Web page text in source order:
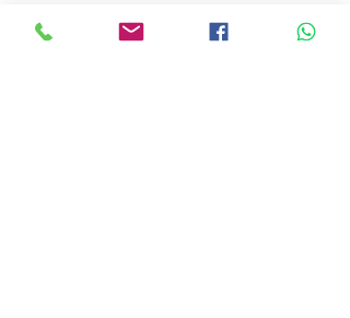
sua saúde e muito menos o meio